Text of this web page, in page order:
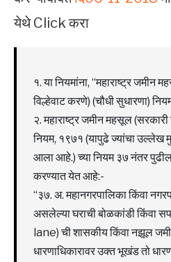
येथे Click करा
१. या नियमांना, “महाराष्ट्र जमीन
विल्हेवाट करणे) (चौधी सुधारणा)
२. महाराष्ट्र जमीन महसूल (सरकारी
नियम, १९७१ (यापुढे ज्यांचा उल्लेख
आला आहे.) च्या नियम ३७ नंतर
करण्यात येत आहे:-
“३७. अ. महानगरपालिका किंवा
असलेल्या घराची बोळकांडी किंवा
lane) ची शासकीय किंवा नझूल
धारणाधिकारावर उक्त भूखंड तो